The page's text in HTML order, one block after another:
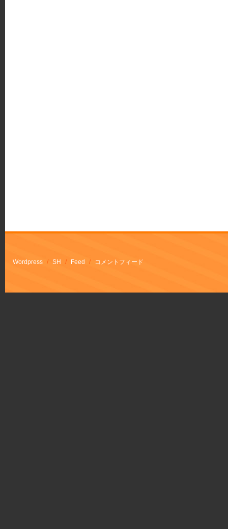
Wordpress / SH / Feed / コメントフィード